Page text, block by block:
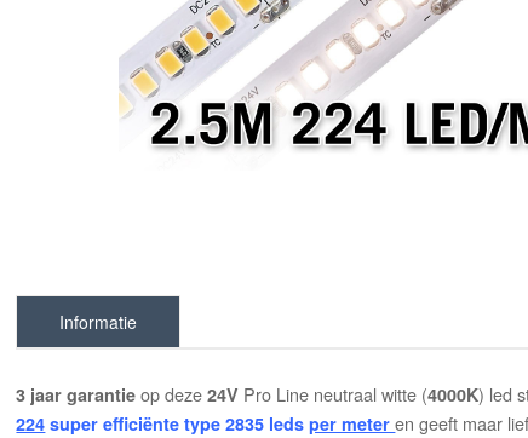
Informatie
3 jaar garantie op deze24V Pro Line neutraal witte (4000K) led
224 super efficiënte type 2835 ledsper meteren geeft maar